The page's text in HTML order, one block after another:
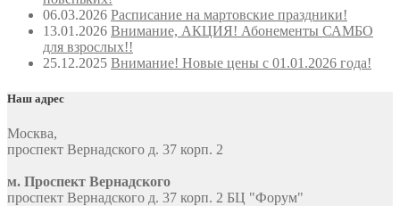
06.03.2026 Расписание на мартовские праздники!
13.01.2026 Внимание, АКЦИЯ! Абонементы САМБО
для взрослых!!
25.12.2025 Внимание! Новые цены с 01.01.2026 года!
Наш адрес
Москва,
проспект Вернадского д. 37 корп. 2
м. Проспект Вернадского
проспект Вернадского д. 37 корп. 2 БЦ "Форум"